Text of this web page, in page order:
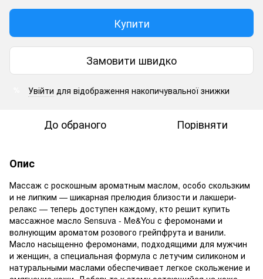
Купити
Замовити швидко
Увійти для відображення накопичувальної знижки
До обраного Порівняти
Опис
Массаж с роскошным ароматным маслом, особо скользким
и не липким — шикарная прелюдия близости и лакшери-
релакс — теперь доступен каждому, кто решит купить
массажное масло Sensuva - Me&You с феромонами и
волнующим ароматом розового грейпфрута и ванили.
Масло насыщенно феромонами, подходящими для мужчин
и женщин, а специальная формула с летучим силиконом и
натуральными маслами обеспечивает легкое скольжение и